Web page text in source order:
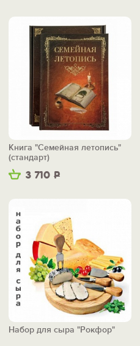
3 710 Р
Книга "Семейная летопись"
(стандарт)
Набор для сыра "Рокфор"